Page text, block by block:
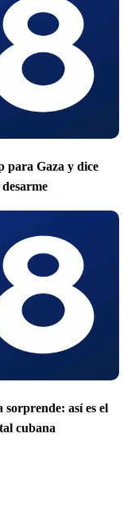
para Gaza y dice
así es el
cubana